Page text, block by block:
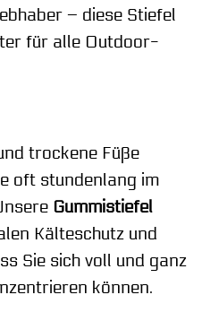
– diese Stiefel
für alle Outdoor-
trockene Füße
oft stundenlang im
Gummistiefel
Kälteschutz und
Sie sich voll und ganz
können.